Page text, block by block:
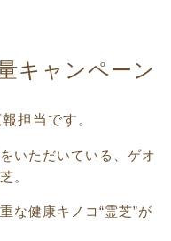
キャンペーン
担当です。
いただいている、ゲオ
。
な健康キノコ“霊芝”が